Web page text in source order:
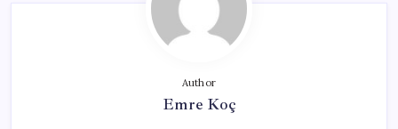
Author
Emre Koç